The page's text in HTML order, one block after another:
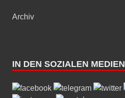
Archiv
IN DEN SOZIALEN MEDIEN